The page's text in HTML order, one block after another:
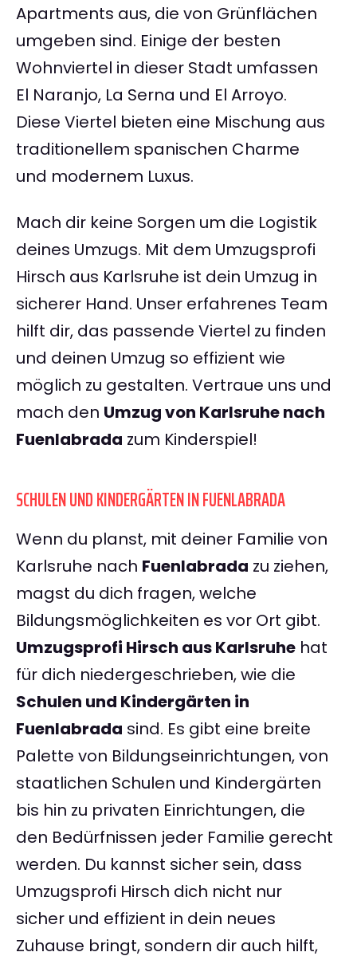
Apartments aus, die von Grünflächen
umgeben sind. Einige der besten
Wohnviertel in dieser Stadt umfassen
El Naranjo, La Serna und El Arroyo.
Diese Viertel bieten eine Mischung aus
traditionellem spanischen Charme
und modernem Luxus.
Mach dir keine Sorgen um die Logistik
deines Umzugs. Mit dem Umzugsprofi
Hirsch aus Karlsruhe ist dein Umzug in
sicherer Hand. Unser erfahrenes Team
hilft dir, das passende Viertel zu finden
und deinen Umzug so effizient wie
möglich zu gestalten. Vertraue uns und
mach den Umzug von Karlsruhe nach
Fuenlabrada zum Kinderspiel!
SCHULEN UND KINDERGÄRTEN IN FUENLABRADA
Wenn du planst, mit deiner Familie von
Karlsruhe nach Fuenlabrada zu ziehen,
magst du dich fragen, welche
Bildungsmöglichkeiten es vor Ort gibt.
Umzugsprofi Hirsch aus Karlsruhe hat
für dich niedergeschrieben, wie die
Schulen und Kindergärten in
Fuenlabrada sind. Es gibt eine breite
Palette von Bildungseinrichtungen, von
staatlichen Schulen und Kindergärten
bis hin zu privaten Einrichtungen, die
den Bedürfnissen jeder Familie gerecht
werden. Du kannst sicher sein, dass
Umzugsprofi Hirsch dich nicht nur
sicher und effizient in dein neues
Zuhause bringt, sondern dir auch hilft,